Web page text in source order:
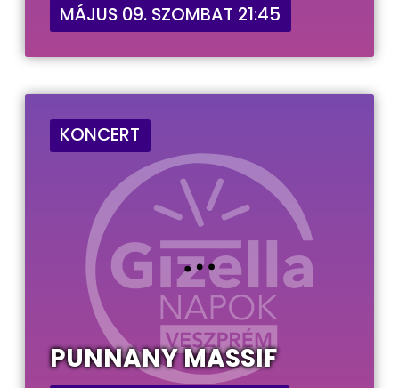
MÁJUS 09. SZOMBAT 21:45
KONCERT
PUNNANY MASSIF